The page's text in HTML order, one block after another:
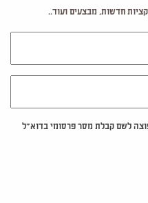
חדשות, מבצעים ועוד..
לשם קבלת מסר פרסומי בדוא"ל